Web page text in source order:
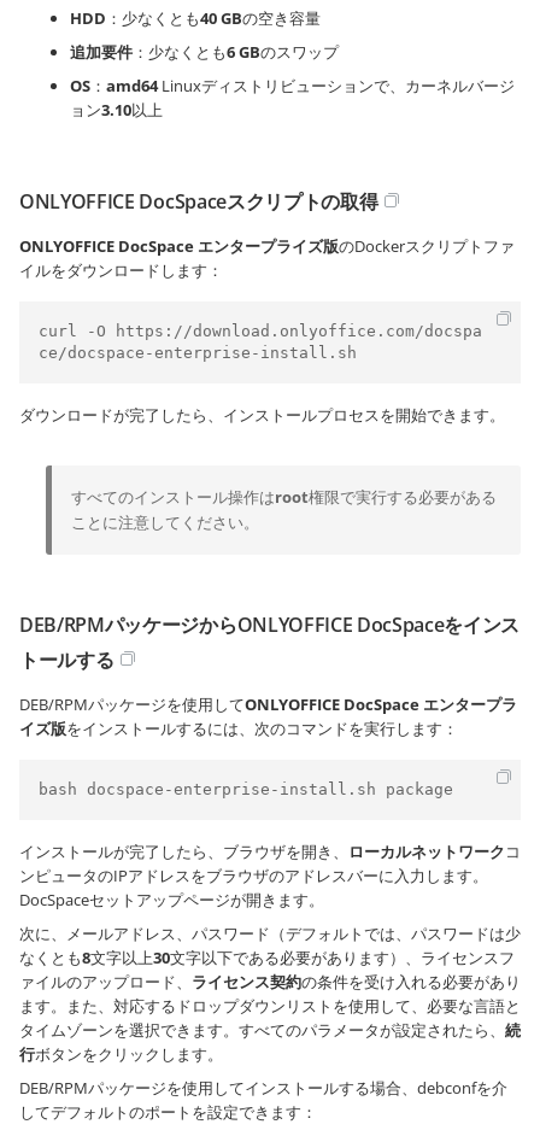
HDD ：少なくとも40 GBの空き容量
追加要件 ：少なくとも6 GBのスワップ
OS ： amd64Linuxディストリビューションで、カーネルバージ
ョン3.10以上
ONLYOFFICE DocSpaceスクリプトの取得
ONLYOFFICE DocSpace エンタープライズ版のDockerスクリプトファ
イルをダウンロードします：
curl -O https://download.onlyoffice.com/docspa
ce/docspace-enterprise-install.sh
ダウンロードが完了したら、インストールプロセスを開始できます。
すべてのインストール操作はroot権限で実行する必要がある
ことに注意してください。
DEB/RPMパッケージからONLYOFFICE DocSpaceをインス
トールする
DEB/RPMパッケージを使用してONLYOFFICE DocSpace エンタープラ
イズ版をインストールするには、次のコマンドを実行します：
bash docspace-enterprise-install.sh package
インストールが完了したら、ブラウザを開き、 ローカルネットワークコ
ンピュータのIPアドレスをブラウザのアドレスバーに入力します。
DocSpaceセットアップページが開きます。
次に、メールアドレス、パスワード（デフォルトでは、パスワードは少
なくとも8文字以上30文字以下である必要があります）、ライセンスフ
ァイルのアップロード、 ライセンス契約の条件を受け入れる必要があり
ます。また、対応するドロップダウンリストを使用して、必要な言語と
タイムゾーンを選択できます。すべてのパラメータが設定されたら、 続
行ボタンをクリックします。
DEB/RPMパッケージを使用してインストールする場合、debconfを介
してデフォルトのポートを設定できます：